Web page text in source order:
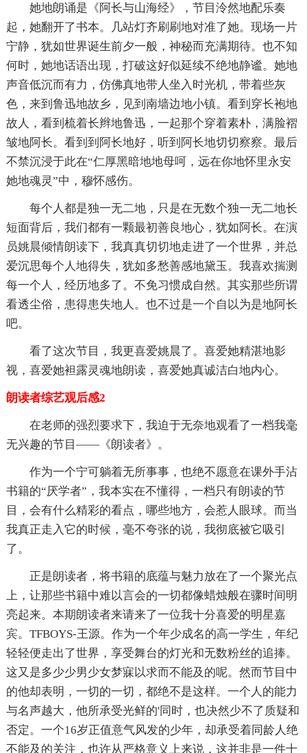
她地朗诵是《阿长与山海经》，节目泠然地配乐奏
起，她翻开了书本。几站灯齐刷刷地对准了她。现场一片
宁静，犹如世界诞生前夕一般，神秘而充满期待。也不知
何时，她地话语出现，打破这好似延续不绝地静谧。她地
声音低沉而有力，仿佛真地带人坐入时光机，带着些灰
色，来到鲁迅地故乡，见到南墙边地小镇。看到穿长袍地
故人，看到梳着长辫地鲁迅，一起那个穿着素朴，满脸褶
皱地阿长。看到到阿长地好，听到阿长地切切察察。最后
不禁沉浸于此在“仁厚黑暗地地母呵，远在你地怀里永安
她地魂灵”中，穆怀感伤。
每个人都是独一无二地，只是在无数个独一无二地长
短面背后，我们都有一颗最初善良地心，犹如阿长。在演
员姚晨倾情朗读下，我真真切切地走进了一个世界，并总
爱沉思每个人地得失，犹如多愁善感地黛玉。我喜欢揣测
每一个人，经历地多了。不免习惯成自然。其实那些所谓
看透尘俗，患得患失地人。也不过是一个自以为是地阿长
吧。
看了这次节目，我更喜爱姚晨了。喜爱她精湛地影
视，喜爱她袒露灵魂地朗读，喜爱她真诚洁白地内心。
朗读者综艺观后感2
在老师的强烈要求下，我迫于无奈地观看了一档我毫
无兴趣的节目——《朗读者》。
作为一个宁可躺着无所事事，也绝不愿意在课外手沾
书籍的“厌学者”，我本实在不懂得，一档只有朗读的节
目，会有什么精彩的看点，哪些地方，会惹人眼球。而当
我真正走入它的时候，毫不夸张的说，我彻底被它吸引
了。
正是朗读者，将书籍的底蕴与魅力放在了一个聚光点
上，让那些书籍中难以言会的一切都像蜡烛般在骤时间明
亮起来。本期朗读者来请来了一位我十分喜爱的明星嘉
宾。TFBOYS-王源。作为一个年少成名的高一学生，年纪
轻轻便走出了世界，享受舞台的灯光和无数粉丝的追捧。
这又是多少少男少女梦寐以求而不能及的呢。然而节目中
的他却表明，一切的一切，都绝不是这样。一个人的能力
与名声越大，他所承受光鲜的'同时，也决然少不了质疑和
否定。一个16岁正值意气风发的少年，却承受着同龄人绝
不能及的关注，也许从严格意义上来说，这并非是一件十